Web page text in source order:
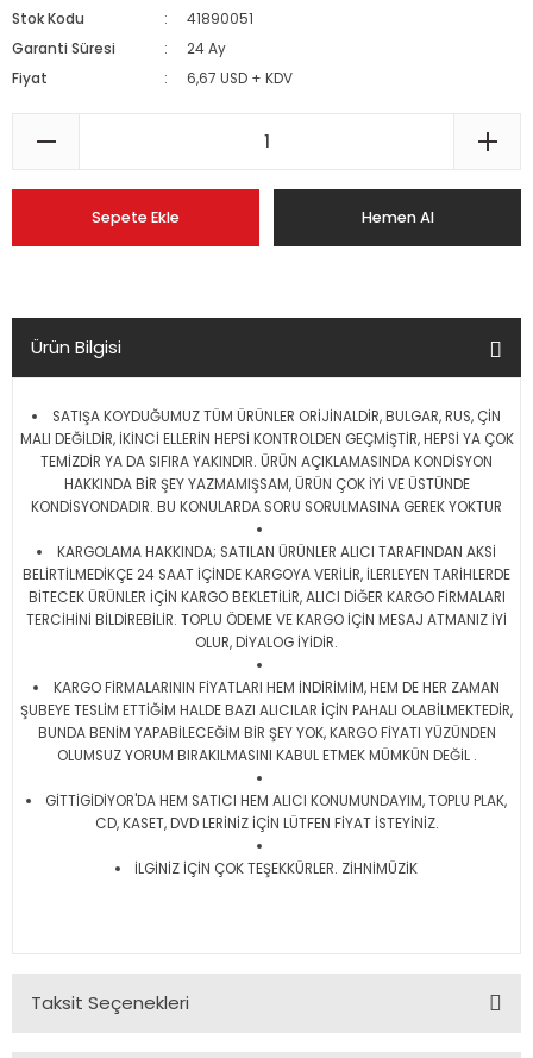
Stok Kodu
41890051
Garanti Süresi
24 Ay
Fiyat
6,67 USD + KDV
Sepete Ekle Hemen Al
Ürün Bilgisi
SATIŞA KOYDUĞUMUZ TÜM ÜRÜNLER ORİJİNALDİR, BULGAR, RUS, ÇİN
MALI DEĞİLDİR, İKİNCİ ELLERİN HEPSİ KONTROLDEN GEÇMİŞTİR, HEPSİ YA ÇOK
TEMİZDİR YA DA SIFIRA YAKINDIR. ÜRÜN AÇIKLAMASINDA KONDİSYON
HAKKINDA BİR ŞEY YAZMAMIŞSAM, ÜRÜN ÇOK İYİ VE ÜSTÜNDE
KONDİSYONDADIR. BU KONULARDA SORU SORULMASINA GEREK YOKTUR
KARGOLAMA HAKKINDA; SATILAN ÜRÜNLER ALICI TARAFINDAN AKSİ
BELİRTİLMEDİKÇE 24 SAAT İÇİNDE KARGOYA VERİLİR, İLERLEYEN TARİHLERDE
BİTECEK ÜRÜNLER İÇİN KARGO BEKLETİLİR, ALICI DİĞER KARGO FİRMALARI
TERCİHİNİ BİLDİREBİLİR. TOPLU ÖDEME VE KARGO İÇİN MESAJ ATMANIZ İYİ
OLUR, DİYALOG İYİDİR.
KARGO FİRMALARININ FİYATLARI HEM İNDİRİMİM, HEM DE HER ZAMAN
ŞUBEYE TESLİM ETTİĞİM HALDE BAZI ALICILAR İÇİN PAHALI OLABİLMEKTEDİR,
BUNDA BENİM YAPABİLECEĞİM BİR ŞEY YOK, KARGO FİYATI YÜZÜNDEN
OLUMSUZ YORUM BIRAKILMASINI KABUL ETMEK MÜMKÜN DEĞİL .
GİTTİGİDİYOR'DA HEM SATICI HEM ALICI KONUMUNDAYIM, TOPLU PLAK,
CD, KASET, DVD LERİNİZ İÇİN LÜTFEN FİYAT İSTEYİNİZ.
İLGİNİZ İÇİN ÇOK TEŞEKKÜRLER. ZİHNİMÜZİK
Taksit Seçenekleri